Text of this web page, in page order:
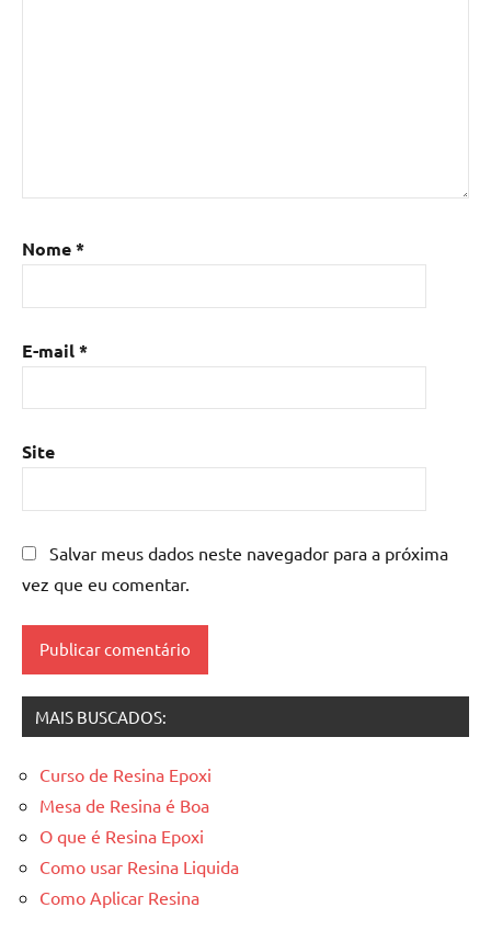
de
com
madeira
mesa
epoxi
mesa
de
mesas
resinadas
Nome*
E-mail*
Site
Salvar meus dados neste navegador para a próxima
vez que eu comentar.
MAIS BUSCADOS:
Curso de Resina Epoxi
Mesa de Resina é Boa
O que é Resina Epoxi
Como usar Resina Liquida
Como Aplicar Resina